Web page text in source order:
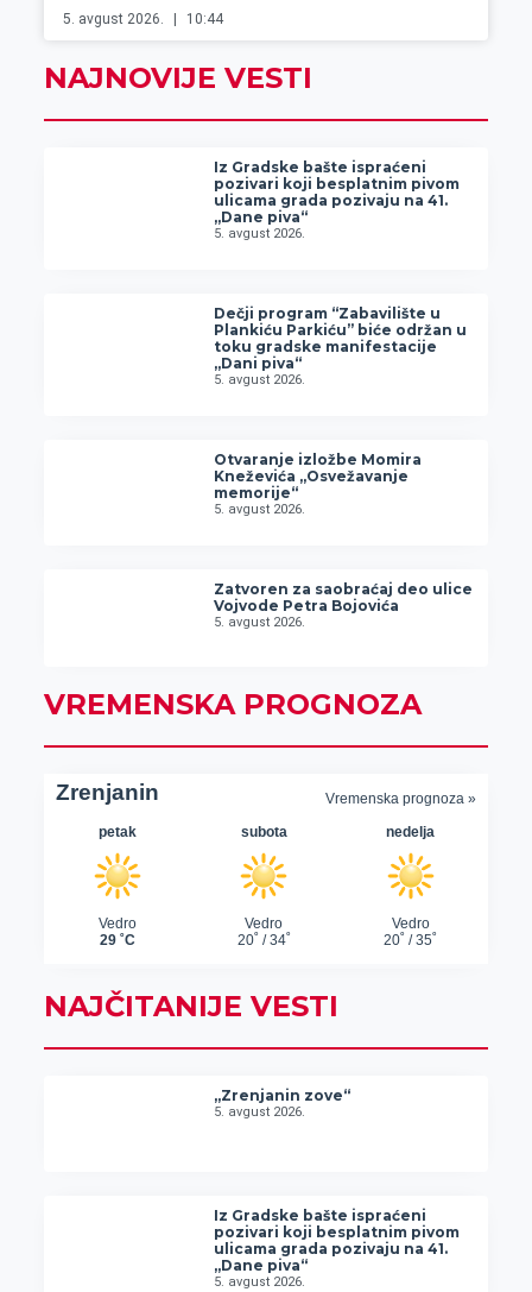
5. avgust 2026. 10:44
NAJNOVIJE VESTI
Iz Gradske bašte ispraćeni
pozivari koji besplatnim pivom
ulicama grada pozivaju na 41.
„Dane piva“
5. avgust 2026.
Dečji program “Zabavilište u
Plankiću Parkiću” biće održan u
toku gradske manifestacije
„Dani piva“
5. avgust 2026.
Otvaranje izložbe Momira
Kneževića „Osvežavanje
memorije“
5. avgust 2026.
Zatvoren za saobraćaj deo ulice
Vojvode Petra Bojovića
5. avgust 2026.
VREMENSKA PROGNOZA
NAJČITANIJE VESTI
„Zrenjanin zove“
5. avgust 2026.
Iz Gradske bašte ispraćeni
pozivari koji besplatnim pivom
ulicama grada pozivaju na 41.
„Dane piva“
5. avgust 2026.